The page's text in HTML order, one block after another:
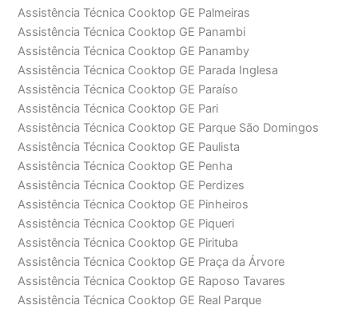
Assistência Técnica Cooktop GE Palmeiras
Assistência Técnica Cooktop GE Panambi
Assistência Técnica Cooktop GE Panamby
Assistência Técnica Cooktop GE Parada Inglesa
Assistência Técnica Cooktop GE Paraíso
Assistência Técnica Cooktop GE Pari
Assistência Técnica Cooktop GE Parque São Domingos
Assistência Técnica Cooktop GE Paulista
Assistência Técnica Cooktop GE Penha
Assistência Técnica Cooktop GE Perdizes
Assistência Técnica Cooktop GE Pinheiros
Assistência Técnica Cooktop GE Piqueri
Assistência Técnica Cooktop GE Pirituba
Assistência Técnica Cooktop GE Praça da Árvore
Assistência Técnica Cooktop GE Raposo Tavares
Assistência Técnica Cooktop GE Real Parque